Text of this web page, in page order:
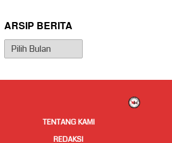
ARSIP BERITA
Arsip
Berita
TENTANG KAMI
REDAKSI